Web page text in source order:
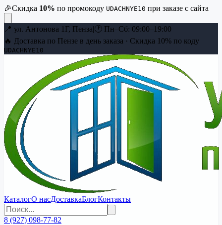
🎉Скидка 10% по промокоду UDACHNYE10 при заказе с сайта
📍 ул. Антонова 1Г, Пенза|🕐 Пн–Сб: 09:00–19:00
🔥 Доставка по Пензе в день заказа · Скидка 10% по коду
UDACHNYE10
КаталогО насДоставкаБлогКонтакты
8 (927) 098-77-82